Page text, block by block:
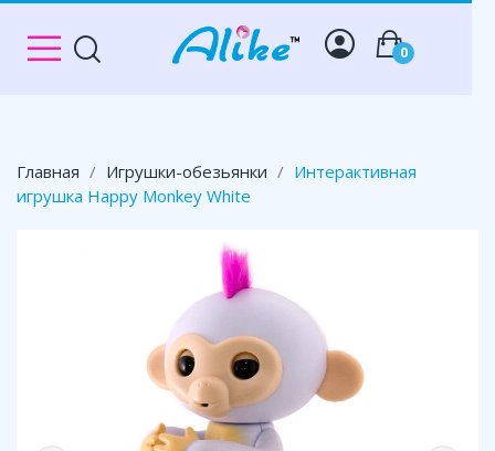
0
Главная Игрушки-обезьянки
Интерактивная
игрушка Happy Monkey White